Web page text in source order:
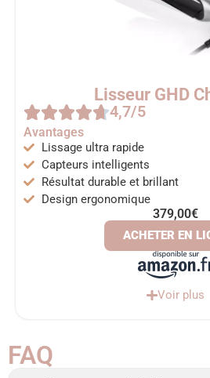
Lisseur GHD
4,7/5
Avantages
Lissage ultra rapide
Capteurs intelligents
Résultat durable et brillant
Design ergonomique
379,00€
ACHETER EN
Voir plus
FAQ